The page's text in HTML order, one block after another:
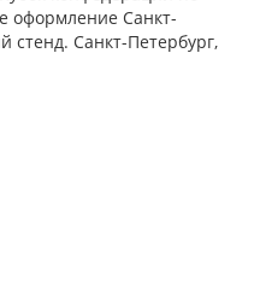
оформление Санкт-
Санкт-Петербург,